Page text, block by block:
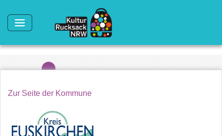
Zur Seite der Kommune